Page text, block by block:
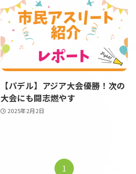
【パデル】アジア大会優勝！次の
大会にも闘志燃やす
2025年2月2日
1